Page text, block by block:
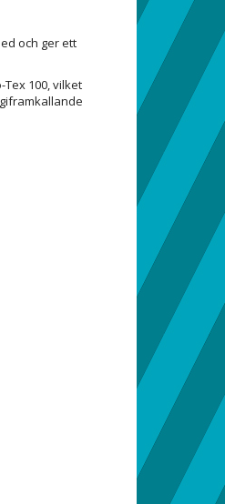
och ger ett
100, vilket